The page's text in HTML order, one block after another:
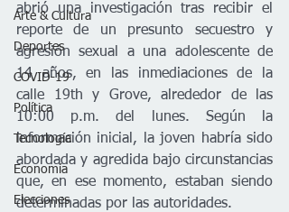
Arte & Cultura
Deportes
COVID-19
Política
Tecnología
Economía
Elecciones
abrió una investigación tras recibir el
reporte de un presunto secuestro y
agresión sexual a una adolescente de
14 años, en las inmediaciones de la
calle 19th y Grove, alrededor de las
10:00 p.m. del lunes. Según la
información inicial, la joven habría sido
abordada y agredida bajo circunstancias
que, en ese momento, estaban siendo
determinadas por las autoridades.